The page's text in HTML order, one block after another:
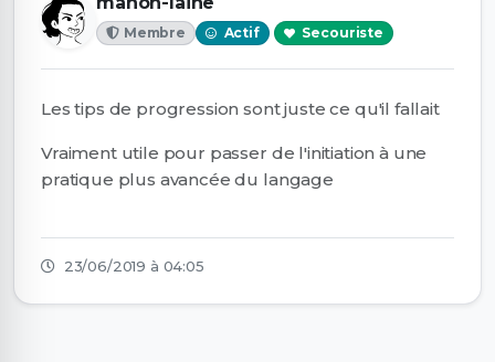
Membre Actif Secouriste
Les tips de progression sont juste ce qu'il fallait
Vraiment utile pour passer de l'initiation à une
pratique plus avancée du langage
23/06/2019 à 04:05